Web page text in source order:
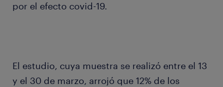
por el efecto covid-19.
El estudio, cuya muestra se realizó entre el 13
y el 30 de marzo, arrojó que 12% de los